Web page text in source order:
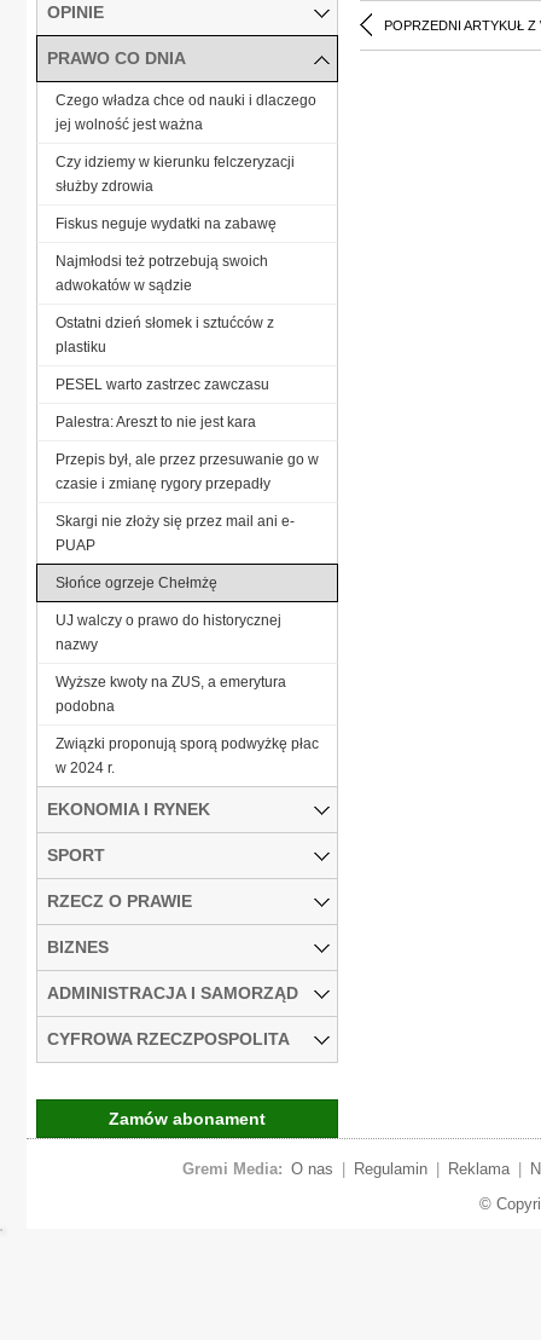
POPRZEDNI ARTYKUŁ Z
OPINIE
PRAWO CO DNIA
Czego władza chce od nauki i dlaczego
jej wolność jest ważna
Czy idziemy w kierunku felczeryzacji
służby zdrowia
Fiskus neguje wydatki na zabawę
Najmłodsi też potrzebują swoich
adwokatów w sądzie
Ostatni dzień słomek i sztućców z
plastiku
PESEL warto zastrzec zawczasu
Palestra: Areszt to nie jest kara
Przepis był, ale przez przesuwanie go w
czasie i zmianę rygory przepadły
Skargi nie złoży się przez mail ani e-
PUAP
Słońce ogrzeje Chełmżę
UJ walczy o prawo do historycznej
nazwy
Wyższe kwoty na ZUS, a emerytura
podobna
Związki proponują sporą podwyżkę płac
w 2024 r.
EKONOMIA I RYNEK
SPORT
RZECZ O PRAWIE
BIZNES
ADMINISTRACJA I SAMORZĄD
CYFROWA RZECZPOSPOLITA
Zamów abonament
Gremi Media: O nas Regulamin Reklama
©